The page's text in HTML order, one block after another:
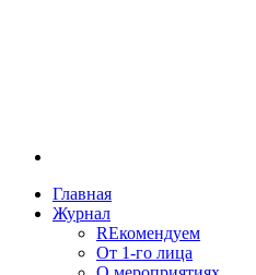
Главная
Журнал
REкомендуем
От 1-го лица